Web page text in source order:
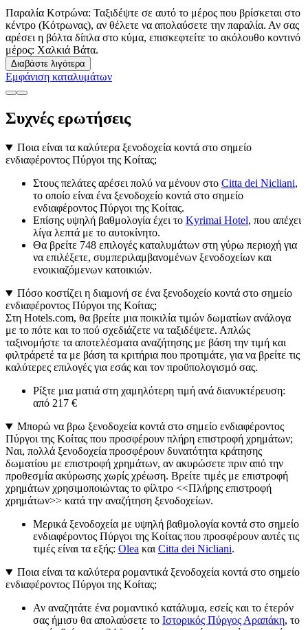
Παραλία Κοτρώνα: Ταξιδέψτε σε αυτό το μέρος που βρίσκεται στο
κέντρο (Κότρωνας), αν θέλετε να απολαύσετε την παραλία. Αν σας
αρέσει η βόλτα δίπλα στο κύμα, επισκεφτείτε το ακόλουθο κοντινό
μέρος: Χαλκιά Βάτα.
Διαβάστε λιγότερα
Εμφάνιση καταλυμάτων
Συχνές ερωτήσεις
Ποια είναι τα καλύτερα ξενοδοχεία κοντά στο σημείο
ενδιαφέροντος Πύργοι της Κοίτας;
Στους πελάτες αρέσει πολύ να μένουν στο Citta dei Nicliani,
το οποίο είναι ένα ξενοδοχείο κοντά στο σημείο
ενδιαφέροντος Πύργοι της Κοίτας.
Επίσης υψηλή βαθμολογία έχει το Kyrimai Hotel, που απέχει
λίγα λεπτά με το αυτοκίνητο.
Θα βρείτε 748 επιλογές καταλυμάτων στη γύρω περιοχή για
να επιλέξετε, συμπεριλαμβανομένων ξενοδοχείων και
ενοικιαζόμενων κατοικιών.
Πόσο κοστίζει η διαμονή σε ένα ξενοδοχείο κοντά στο σημείο
ενδιαφέροντος Πύργοι της Κοίτας;
Στη Hotels.com, θα βρείτε μια ποικιλία τιμών δωματίων ανάλογα
με το πότε και το πού σχεδιάζετε να ταξιδέψετε. Απλώς
ταξινομήστε τα αποτελέσματα αναζήτησης με βάση την τιμή και
φιλτράρετέ τα με βάση τα κριτήρια που προτιμάτε, για να βρείτε τις
καλύτερες επιλογές για εσάς και τον προϋπολογισμό σας.
Ρίξτε μια ματιά στη χαμηλότερη τιμή ανά διανυκτέρευση:
από 217 €
Μπορώ να βρω ξενοδοχεία κοντά στο σημείο ενδιαφέροντος
Πύργοι της Κοίτας που προσφέρουν πλήρη επιστροφή χρημάτων;
Ναι, πολλά ξενοδοχεία προσφέρουν δυνατότητα κράτησης
δωματίου με επιστροφή χρημάτων, αν ακυρώσετε πριν από την
προθεσμία ακύρωσης χωρίς χρέωση. Βρείτε τιμές με επιστροφή
χρημάτων χρησιμοποιώντας το φίλτρο <<Πλήρης επιστροφή
χρημάτων>> κατά την αναζήτηση ξενοδοχείων.
Μερικά ξενοδοχεία με υψηλή βαθμολογία κοντά στο σημείο
ενδιαφέροντος Πύργοι της Κοίτας που προσφέρουν αυτές τις
τιμές είναι τα εξής: Olea και Citta dei Nicliani.
Ποια είναι τα καλύτερα ρομαντικά ξενοδοχεία κοντά στο σημείο
ενδιαφέροντος Πύργοι της Κοίτας;
Αν αναζητάτε ένα ρομαντικό κατάλυμα, εσείς και το έτερόν
σας ήμισυ θα απολαύσετε το Ιστορικός Πύργος Αραπάκη, το